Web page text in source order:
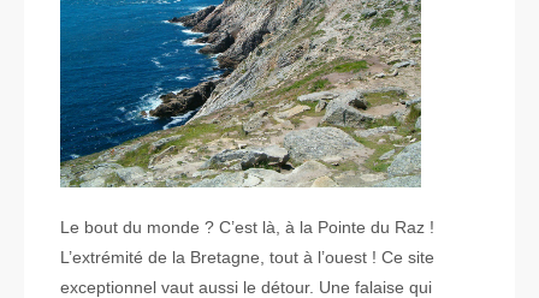
Le bout du monde ? C’est là, à la Pointe du Raz !
L’extrémité de la Bretagne, tout à l’ouest ! Ce site
exceptionnel vaut aussi le détour. Une falaise qui